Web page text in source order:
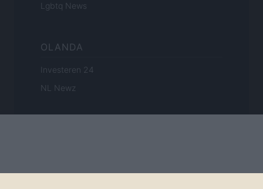
Lgbtq News
OLANDA
Investeren 24
NL Newz